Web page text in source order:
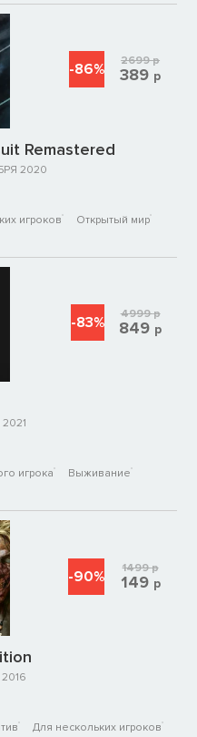
Remastered
2020
игроков
Открытый мир
-86% 2699р
389 р
игрока
Выживание
-83% 4999р
849 р
Для нескольких игроков
-90% 1499р
149 р